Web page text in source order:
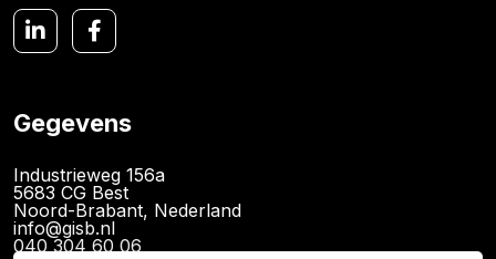
Gegevens
Industrieweg 156a
5683 CG Best
Noord-Brabant, Nederland
info@gisb.nl
040 304 60 06